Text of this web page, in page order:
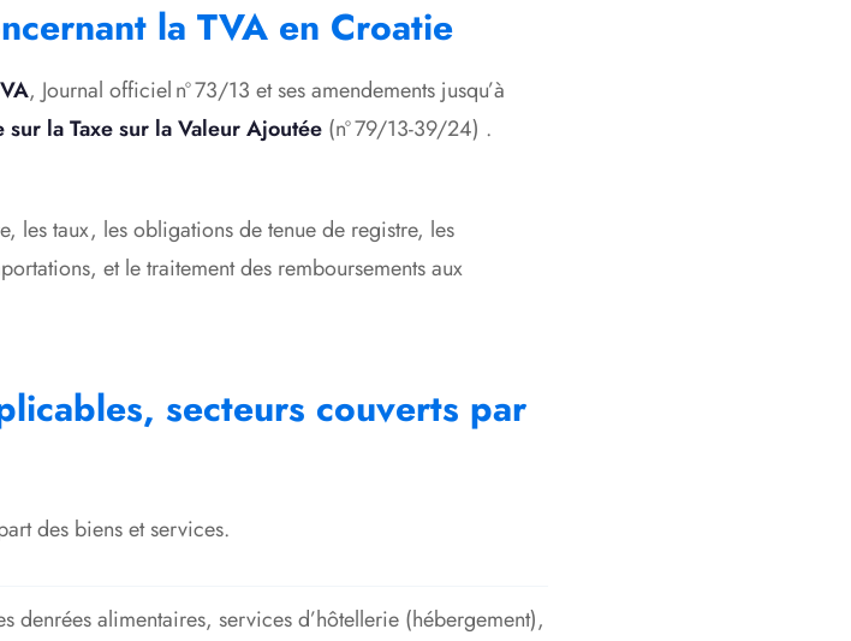
la TVA en Croatie
, Journal officiel nº 73/13 et ses amendements jusqu’à
sur la Taxe sur la Valeur Ajoutée (nº 79/13-39/24) .
les taux, les obligations de tenue de registre, les
et le traitement des remboursements aux
secteurs couverts par
des biens et services.
denrées alimentaires, services d’hôtellerie (hébergement),